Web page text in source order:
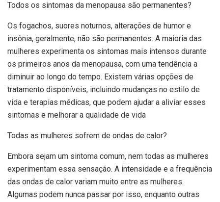
Todos os sintomas da menopausa são permanentes?
Os fogachos, suores noturnos, alterações de humor e
insônia, geralmente, não são permanentes. A maioria das
mulheres experimenta os sintomas mais intensos durante
os primeiros anos da menopausa, com uma tendência a
diminuir ao longo do tempo. Existem várias opções de
tratamento disponíveis, incluindo mudanças no estilo de
vida e terapias médicas, que podem ajudar a aliviar esses
sintomas e melhorar a qualidade de vida
Todas as mulheres sofrem de ondas de calor?
Embora sejam um sintoma comum, nem todas as mulheres
experimentam essa sensação. A intensidade e a frequência
das ondas de calor variam muito entre as mulheres.
Algumas podem nunca passar por isso, enquanto outras